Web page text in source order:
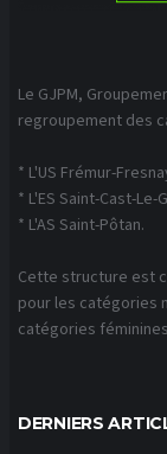
Le GJPM,
regroupement des
* L'US Frémur-
* L'ES Saint-Cast-Le-
* L'AS Saint-Pôtan.
Cette structure est
pour les catégories
catégories
DERNIERS